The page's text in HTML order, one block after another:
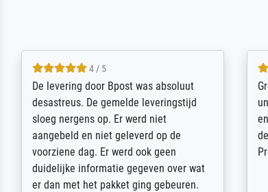
5 / 5
Sehr gute Qualität des Leinwanddrucks
und des Rahmens! Unser Bild wurde
sehr sorgfältig und sicher verpackt, so
dass es unbeschadet bei uns ankam. Es
wird nicht unser letzter Meisterdruck
sein. Vielen Dank!